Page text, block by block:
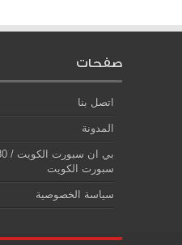
صفحات
اتصل بنا
المدونة
سبورت الكويت
سياسة الخصوصية